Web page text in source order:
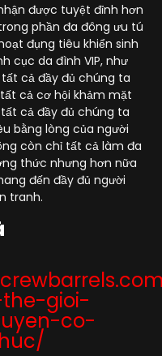
được tuyệt đỉnh hơn
phần đa đông ưu tú
đụng tiêu khiển sinh
cục da đình VIP, như
cả đầy đủ chúng ta
cả cơ hội khảm mặt
cả đầy đủ chúng ta
bằng lòng của người
còn chỉ tất cả làm đa
thức nhưng hơn nữa
đến đầy đủ người
tranh.
gioi-
co-